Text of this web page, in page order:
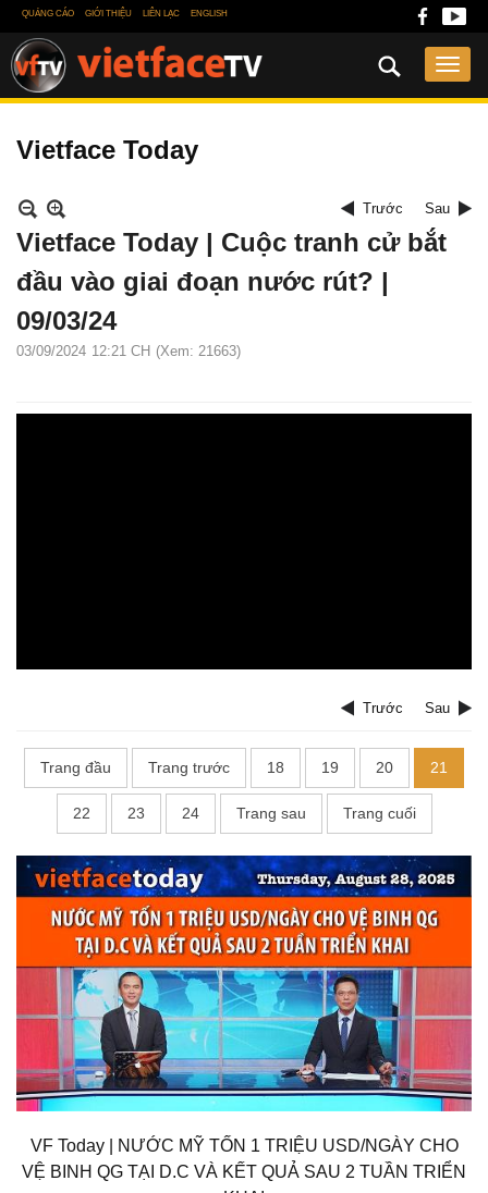
QUẢNG CÁO GIỚI THIỆU LIÊN LẠC ENGLISH
Vietface Today
Trước Sau
Vietface Today | Cuộc tranh cử bắt
đầu vào giai đoạn nước rút? |
09/03/24
03/09/2024 12:21 CH (Xem: 21663)
Trước Sau
Trang đầu Trang trước 18 19 20 21
22 23 24 Trang sau Trang cuối
VF Today | NƯỚC MỸ TỐN 1 TRIỆU USD/NGÀY CHO
VỆ BINH QG TẠI D.C VÀ KẾT QUẢ SAU 2 TUẦN TRIỂN